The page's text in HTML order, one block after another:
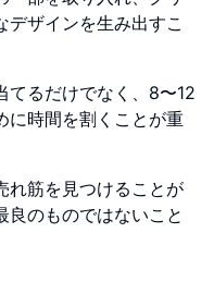
デザインを生み出すこ
てるだけでなく、8〜12
に時間を割くことが重
れ筋を見つけることが
良のものではないこと